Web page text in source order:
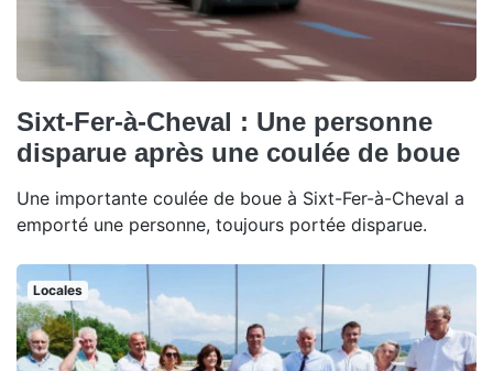
Sixt-Fer-à-Cheval : Une personne
disparue après une coulée de boue
Une importante coulée de boue à Sixt-Fer-à-Cheval a
emporté une personne, toujours portée disparue.
Locales